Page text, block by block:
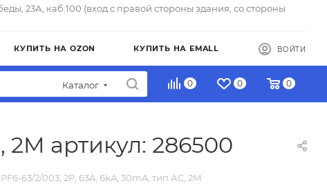
23А, каб.100 (вход с правой стороны здания, со стороны
КУПИТЬ НА OZON КУПИТЬ НА EMALL ВОЙТИ
Каталог 0 0 0
артикул: 286500
63/2/003, 2P, 63A, 6kA, 30mA, тип АC, 2M